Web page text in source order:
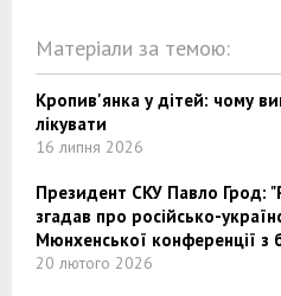
Матеріали за темою:
Кропив'янка у дітей: чому
лікувати
16 липня 2026
Президент СКУ Павло Грод:
згадав про російсько-
Мюнхенської конференції з
20 лютого 2026